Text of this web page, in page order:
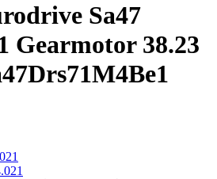
Sa47
Gearmotor 38.23